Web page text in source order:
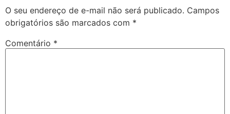
O seu endereço de e-mail não será publicado. Campos
obrigatórios são marcados com *
Comentário *